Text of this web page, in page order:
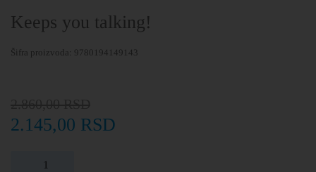
Keeps you talking!
Šifra proizvoda: 9780194149143
2.145,00 RSD